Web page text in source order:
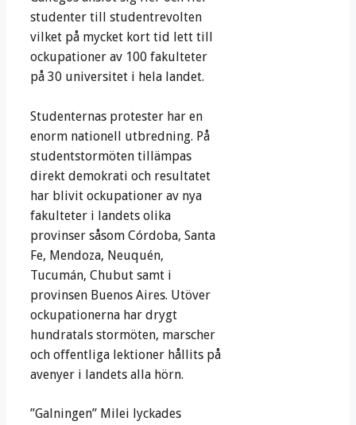
studenter till studentrevolten
vilket på mycket kort tid lett till
ockupationer av 100 fakulteter
på 30 universitet i hela landet.
Studenternas protester har en
enorm nationell utbredning. På
studentstormöten tillämpas
direkt demokrati och resultatet
har blivit ockupationer av nya
fakulteter i landets olika
provinser såsom Córdoba, Santa
Fe, Mendoza, Neuquén,
Tucumán, Chubut samt i
provinsen Buenos Aires. Utöver
ockupationerna har drygt
hundratals stormöten, marscher
och offentliga lektioner hållits på
avenyer i landets alla hörn.
”Galningen” Milei lyckades